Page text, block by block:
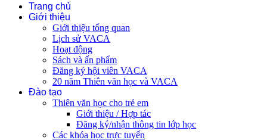
Trang chủ
Giới thiệu
Giới thiệu tổng quan
Lịch sử VACA
Hoạt động
Sách và ấn phẩm
Đăng ký hội viên VACA
20 năm Thiên văn học và VACA
Đào tạo
Thiên văn học cho trẻ em
Giới thiệu / Hợp tác
Đăng ký/nhận thông tin lớp học
Các khóa học trực tuyến